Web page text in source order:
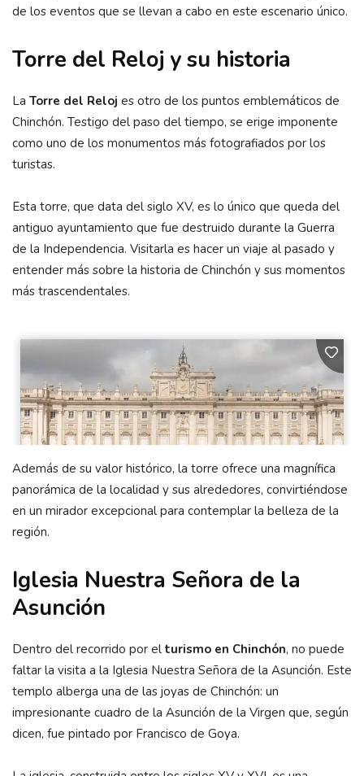
de los eventos que se llevan a cabo en este escenario único.
Torre del Reloj y su historia
La Torre del Reloj es otro de los puntos emblemáticos de
Chinchón. Testigo del paso del tiempo, se erige imponente
como uno de los monumentos más fotografiados por los
turistas.
Esta torre, que data del siglo XV, es lo único que queda del
antiguo ayuntamiento que fue destruido durante la Guerra
de la Independencia. Visitarla es hacer un viaje al pasado y
entender más sobre la historia de Chinchón y sus momentos
más trascendentales.
Además de su valor histórico, la torre ofrece una magnífica
panorámica de la localidad y sus alrededores, convirtiéndose
en un mirador excepcional para contemplar la belleza de la
región.
Iglesia Nuestra Señora de la
Asunción
Dentro del recorrido por el turismo en Chinchón, no puede
faltar la visita a la Iglesia Nuestra Señora de la Asunción. Este
templo alberga una de las joyas de Chinchón: un
impresionante cuadro de la Asunción de la Virgen que, según
dicen, fue pintado por Francisco de Goya.